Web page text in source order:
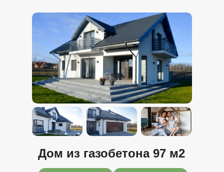
Дом из газобетона 97 м2